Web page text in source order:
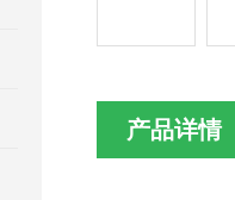
产品详情